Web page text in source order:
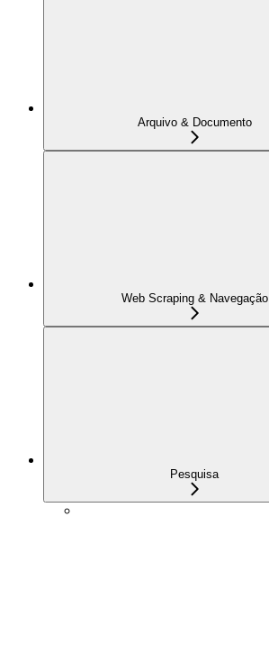
Arquivo & Documento
Web Scraping & Navegação
Pesquisa